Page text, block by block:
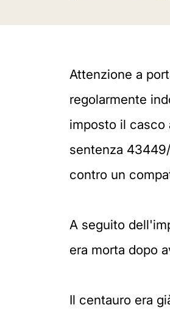
Attenzione a
regolarmente
imposto il casco
sentenza
contro un
A seguito
era morta dopo
Il centauro era